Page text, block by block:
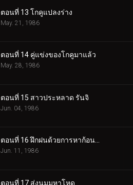
ตอนที่ 13 โกคูแปลงร่าง
May. 21, 1986
ตอนที่ 14 คู่แข่งของโกคูมาแล้ว
May. 28, 1986
ตอนที่ 15 สาวประหลาด รันจิ
Jun. 04, 1986
ตอนที่ 16 ฝึกฝนด้วยการหาก้อนหิน
Jun. 11, 1986
ตอนที่ 17 ส่งนมมหาโหด